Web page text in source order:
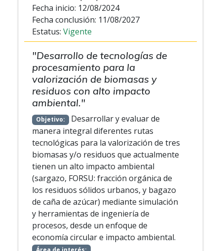
Fecha inicio: 12/08/2024
Fecha conclusión: 11/08/2027
Estatus: Vigente
"Desarrollo de tecnologías de
procesamiento para la
valorización de biomasas y
residuos con alto impacto
ambiental."
Objetivo: Desarrollar y evaluar de
manera integral diferentes rutas
tecnológicas para la valorización de tres
biomasas y/o residuos que actualmente
tienen un alto impacto ambiental
(sargazo, FORSU: fracción orgánica de
los residuos sólidos urbanos, y bagazo
de caña de azúcar) mediante simulación
y herramientas de ingeniería de
procesos, desde un enfoque de
economía circular e impacto ambiental.